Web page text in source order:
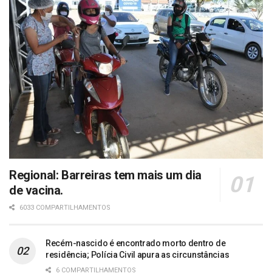
Regional: Barreiras tem mais um dia
de vacina.
6033 COMPARTILHAMENTOS
Recém-nascido é encontrado morto dentro de
residência; Polícia Civil apura as circunstâncias
6 COMPARTILHAMENTOS